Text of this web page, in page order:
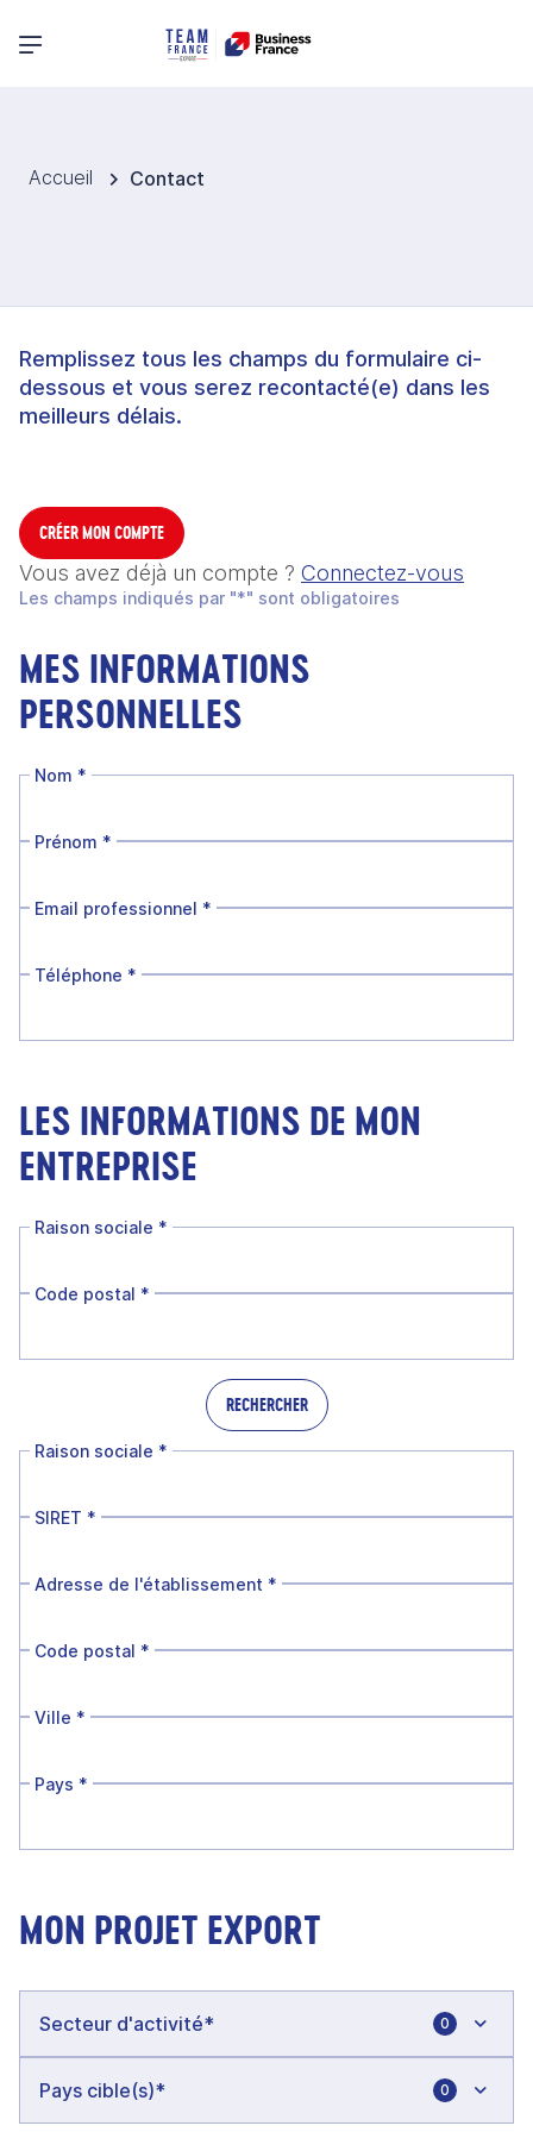
Menu principal
Accueil Contact
Remplissez tous les champs du formulaire ci-
dessous et vous serez recontacté(e) dans les
meilleurs délais.
CRÉER MON COMPTE
Vous avez déjà un compte ? Connectez-vous
Les champs indiqués par "*" sont obligatoires
MES INFORMATIONS
PERSONNELLES
Nom *
Prénom *
Email professionnel *
Téléphone *
LES INFORMATIONS DE MON
ENTREPRISE
Raison sociale *
Code postal *
RECHERCHER
Raison sociale *
SIRET *
Adresse de l'établissement *
Code postal *
Ville *
Pays *
MON PROJET EXPORT
0
0